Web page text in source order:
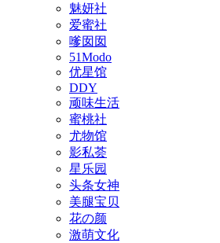
魅妍社
爱蜜社
嗲囡囡
51Modo
优星馆
DDY
顽味生活
蜜桃社
尤物馆
影私荟
星乐园
头条女神
美腿宝贝
花の颜
激萌文化